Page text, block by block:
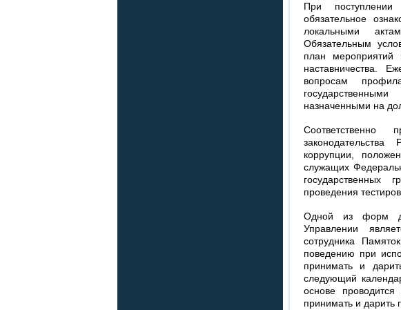
При поступлении
обязательное
локальными
Обязательным
план мероприятий
наставничества.
вопросам
назначенными на
коррупции,
служащих
государственных
проведения
Одной из форм
Управлении
сотрудника
поведению при
принимать и
следующий
основе
принимать и дарить